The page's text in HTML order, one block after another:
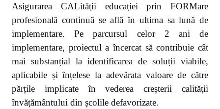
Asigurarea CALităţii educației prin FORMare
profesională continuă se află în ultima sa lună de
implementare. Pe parcursul celor 2 ani de
implementare, proiectul a încercat să contribuie cât
mai substanțial la identificarea de soluții viabile,
aplicabile și înțelese la adevărata valoare de către
părțile implicate în vederea creșterii calității
învățământului din școlile defavorizate.